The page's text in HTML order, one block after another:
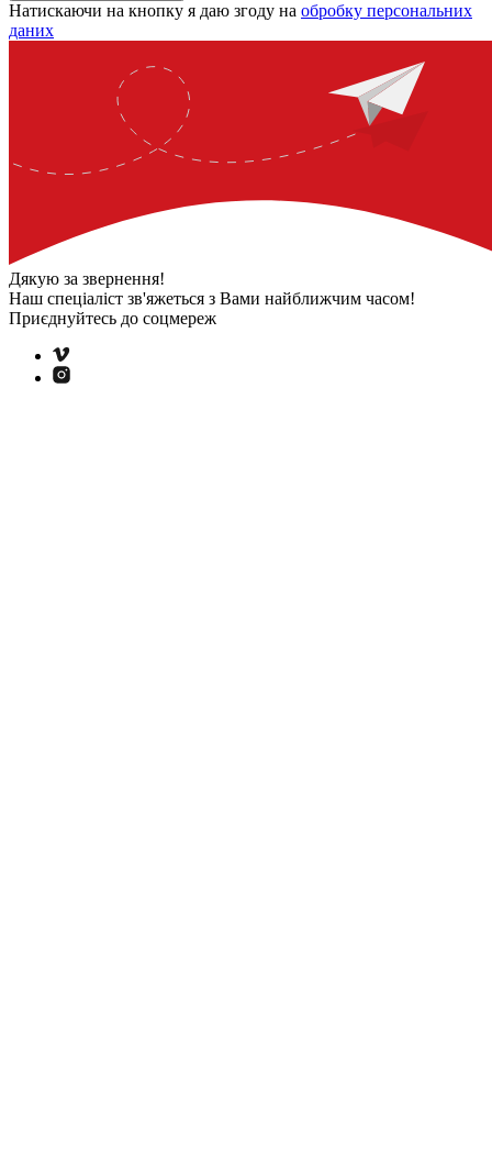
Натискаючи на кнопку я даю згоду на обробку персональних
даних
Дякую за звернення!
Наш спеціаліст зв'яжеться з Вами найближчим часом!
Приєднуйтесь до соцмереж